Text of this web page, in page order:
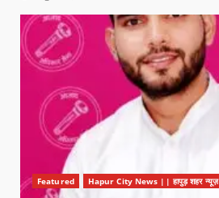
Featured Hapur City News || हापुड़ शहर न्यूज़